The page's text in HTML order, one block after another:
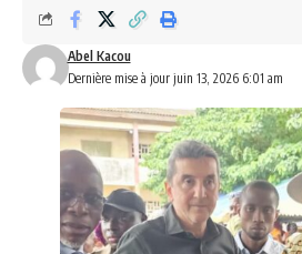
Dernière mise à jour juin 13, 2026 6:01 am
Abel Kacou